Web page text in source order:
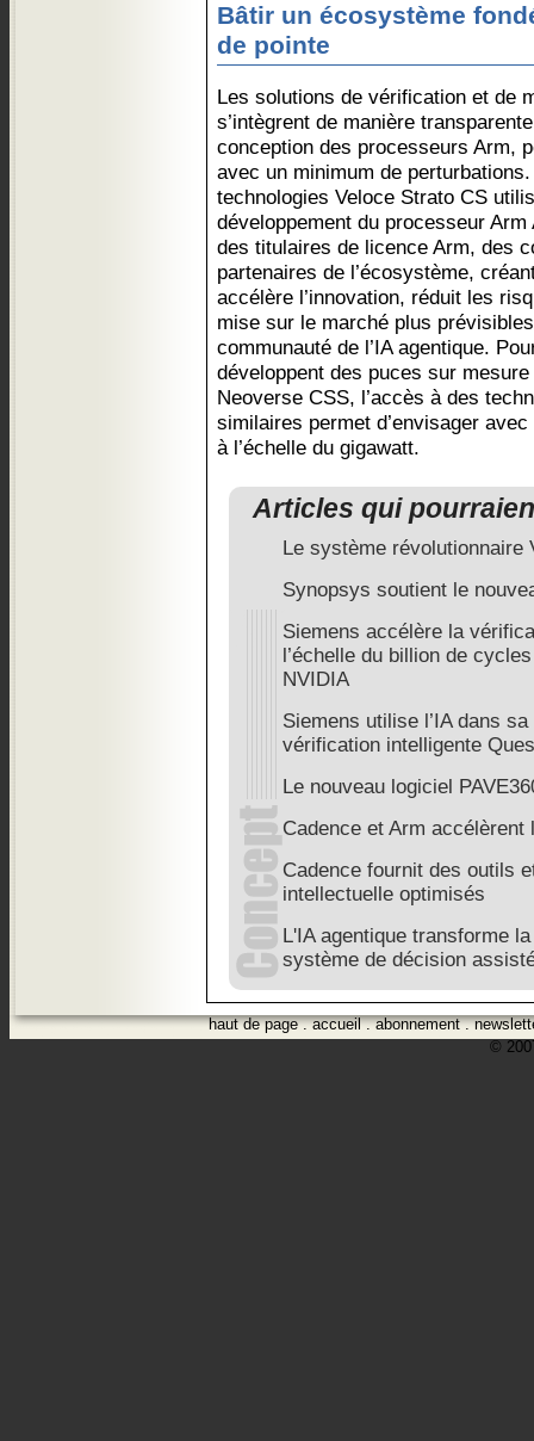
Bâtir un écosystème
de pointe
Les solutions de vérification et de
s’intègrent de manière
conception des processeurs Arm,
avec un minimum de
technologies Veloce Strato CS
développement du processeur
des titulaires de licence Arm, des
partenaires de l’écosystème,
accélère l’innovation, réduit les
mise sur le marché plus
communauté de l’IA agentique.
développent des puces sur
Neoverse CSS, l’accès à des
similaires permet d’envisager
à l’échelle du gigawatt.
Articles qui
Le système révolutionnaire
Synopsys soutient le
Siemens accélère la
l’échelle du billion de
NVIDIA
Siemens utilise l’IA dans
vérification intelligente
Le nouveau logiciel
Cadence et Arm accélèrent
Cadence fournit des outils
intellectuelle optimisés
L'IA agentique transforme
système de décision
haut de page.accueil.abonnement.
©